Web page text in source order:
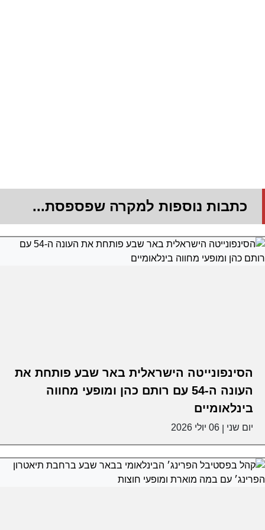
כתבות נוספות למקרה שפספסת...
הסינפונייטה הישראלית באר שבע פותחת את
העונה ה-54 עם רותם כהן ומופעי מחווה
בינלאומיים
יום שני 06 יולי 2026